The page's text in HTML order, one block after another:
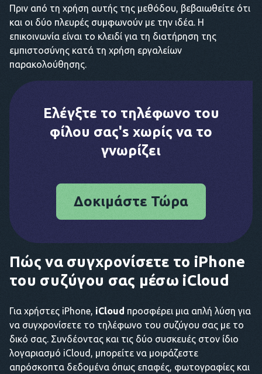
Πριν από τη χρήση αυτής της μεθόδου, βεβαιωθείτε ότι
και οι δύο πλευρές συμφωνούν με την ιδέα. Η
επικοινωνία είναι το κλειδί για τη διατήρηση της
εμπιστοσύνης κατά τη χρήση εργαλείων
παρακολούθησης.
Ελέγξτε το τηλέφωνο του
φίλου σας's χωρίς να το
γνωρίζει
Δοκιμάστε Τώρα
Πώς να συγχρονίσετε το iPhone
του συζύγου σας μέσω iCloud
Για χρήστες iPhone, iCloud προσφέρει μια απλή λύση για
να συγχρονίσετε το τηλέφωνο του συζύγου σας με το
δικό σας. Συνδέοντας και τις δύο συσκευές στον ίδιο
λογαριασμό iCloud, μπορείτε να μοιράζεστε
απρόσκοπτα δεδομένα όπως επαφές, φωτογραφίες και